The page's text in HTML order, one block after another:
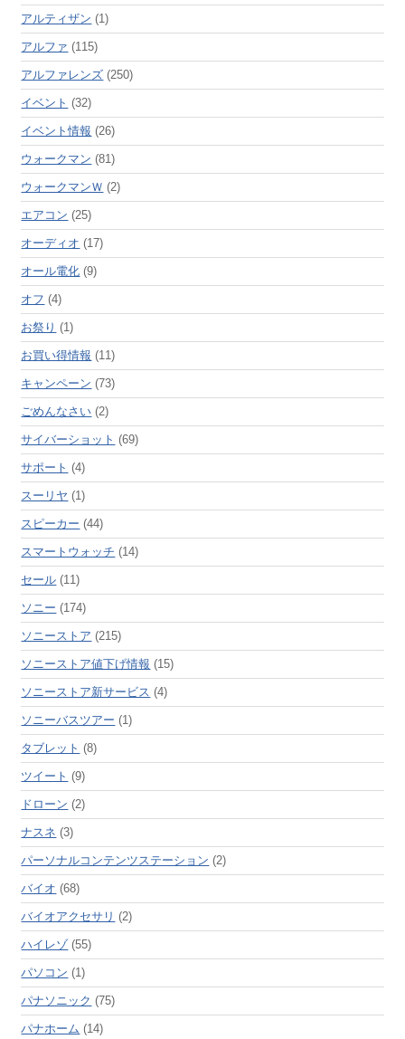
アルティザン (1)
アルファ (115)
アルファレンズ (250)
イベント (32)
イベント情報 (26)
ウォークマン (81)
ウォークマンＷ (2)
エアコン (25)
オーディオ (17)
オール電化 (9)
オフ (4)
お祭り (1)
お買い得情報 (11)
キャンペーン (73)
ごめんなさい (2)
サイバーショット (69)
サポート (4)
スーリヤ (1)
スピーカー (44)
スマートウォッチ (14)
セール (11)
ソニー (174)
ソニーストア (215)
ソニーストア値下げ情報 (15)
ソニーストア新サービス (4)
ソニーバスツアー (1)
タブレット (8)
ツイート (9)
ドローン (2)
ナスネ (3)
パーソナルコンテンツステーション (2)
バイオ (68)
バイオアクセサリ (2)
ハイレゾ(55)
パソコン (1)
パナソニック (75)
パナホーム (14)